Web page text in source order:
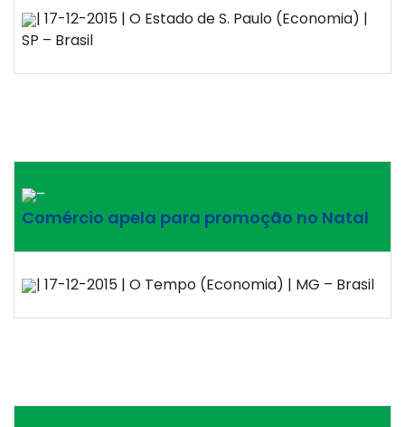
| 17-12-2015 | O Estado de S. Paulo (Economia) |
SP – Brasil
–
Comércio apela para promoção no Natal
| 17-12-2015 | O Tempo (Economia) | MG – Brasil